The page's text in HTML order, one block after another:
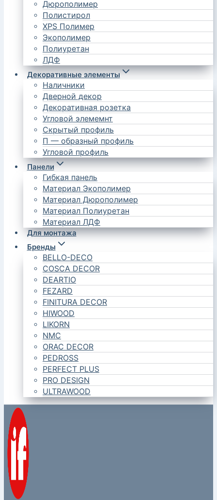
Дюрополимер
Полистирол
XPS Полимер
Экополимер
Полиуретан
ЛДФ
Декоративные элементы
Наличники
Дверной декор
Декоративная розетка
Угловой элемемнт
Скрытый профиль
П — образный профиль
Угловой профиль
Панели
Гибкая панель
Материал Экополимер
Материал Дюрополимер
Материал Полиуретан
Материал ЛДФ
Для монтажа
Бренды
BELLO-DECO
COSCA DECOR
DEARTIO
FEZARD
FINITURA DECOR
HIWOOD
LIKORN
NMC
ORAC DECOR
PEDROSS
PERFECT PLUS
PRO DESIGN
ULTRAWOOD